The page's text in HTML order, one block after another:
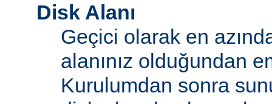
Disk Alanı
Geçici olarak en
alanınız olduğundan
Kurulumdan sonra